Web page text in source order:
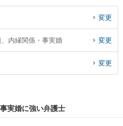
変更
内縁関係・事実婚 変更
変更
実婚に強い弁護士